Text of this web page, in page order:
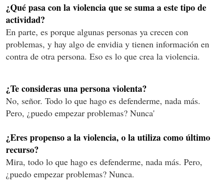
¿Qué pasa con la violencia que se suma a este tipo de
actividad?
En parte, es porque algunas personas ya crecen con
problemas, y hay algo de envidia y tienen información en
contra de otra persona. Eso es lo que crea la violencia.
¿Te consideras una persona violenta?
No, señor. Todo lo que hago es defenderme, nada más.
Pero, ¿puedo empezar problemas? Nunca'
¿Eres propenso a la violencia, o la utiliza como último
recurso?
Mira, todo lo que hago es defenderme, nada más. Pero,
¿puedo empezar problemas? Nunca.